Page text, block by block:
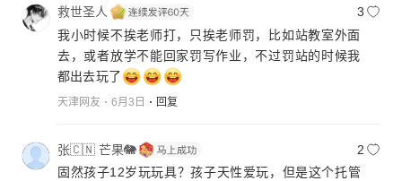
救世圣人
3
我小时候不挨老师打，只挨老师罚，比如站教室外面
去，或者放学不能回家罚写作业，不过罚站的时候我
都出去玩了
天津网友 6月3日 回复
张🇨🇳 芒果🐘
2
固然孩子12岁玩玩具？孩子天性爱玩，但是这个托管